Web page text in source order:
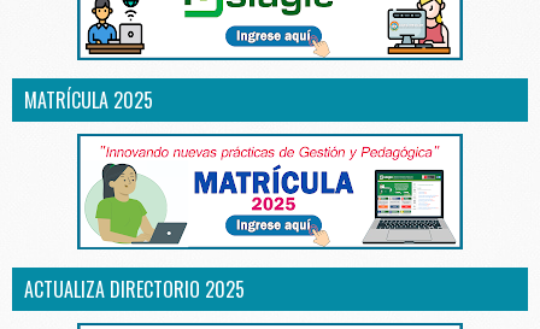
MATRÍCULA 2025
ACTUALIZA DIRECTORIO 2025